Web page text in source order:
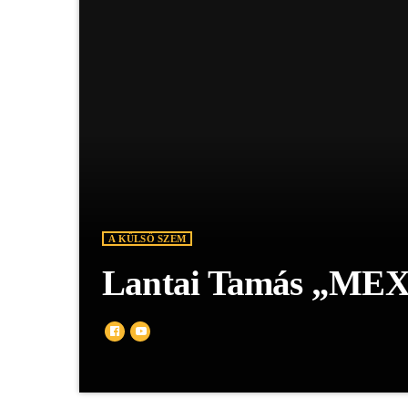
A KÜLSŐ SZEM
Lantai Tamás